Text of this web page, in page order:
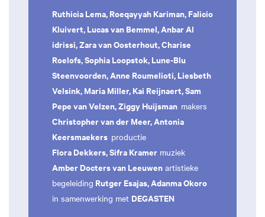
Ruthicia Lema, Roeqayyah Kariman, Falicio
Kluivert, Lucas van Bemmel, Anbar Al
idrissi, Zara van Oosterhout, Charise
Roelofs, Sophia Loopstok, Lune-Blu
Steenvoorden, Anne Roumelioti, Liesbeth
Velsink, Maria Miller, Kai Reijnaert, Sam
Pepe van Velzen, Ziggy Huijsman makers
Christopher van der Meer, Antonia
Keersmaekers productie
Flora Dekkers, Sifra Kramer muziek
Amber Docters van Leeuwen artistieke
begeleiding Rutger Esajas, Adanma Okoro
in samenwerking met DEGASTEN